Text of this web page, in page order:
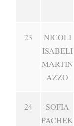
23
NICOLI
ISABELI
MARTIN
AZZO
24
SOFIA
PACHEK